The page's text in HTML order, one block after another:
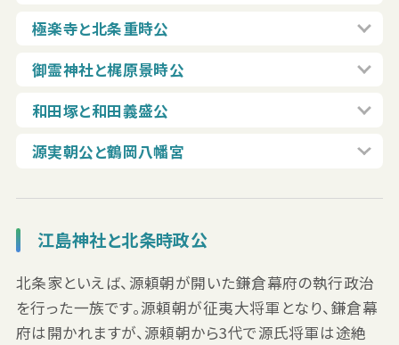
極楽寺と北条重時公
御霊神社と梶原景時公
和田塚と和田義盛公
源実朝公と鶴岡八幡宮
江島神社と北条時政公
北条家といえば、源頼朝が開いた鎌倉幕府の執行政治
を行った一族です。源頼朝が征夷大将軍となり、鎌倉幕
府は開かれますが、源頼朝から3代で源氏将軍は途絶